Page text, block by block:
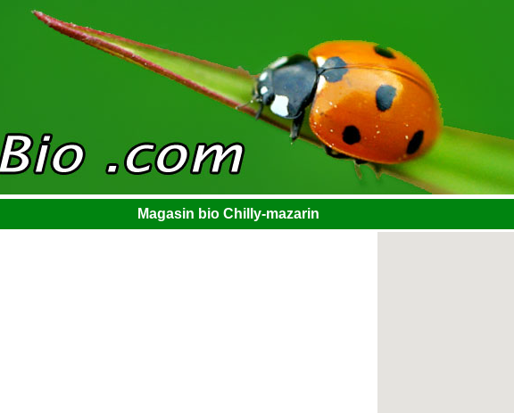
Magasin bio Chilly-mazarin